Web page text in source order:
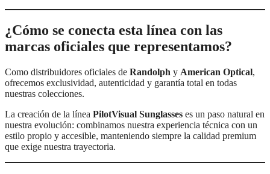
¿Cómo se conecta esta línea con las
marcas oficiales que representamos?
Como distribuidores oficiales de Randolph y American Optical,
ofrecemos exclusividad, autenticidad y garantía total en todas
nuestras colecciones.
La creación de la línea PilotVisual Sunglasses es un paso natural en
nuestra evolución: combinamos nuestra experiencia técnica con un
estilo propio y accesible, manteniendo siempre la calidad premium
que exige nuestra trayectoria.